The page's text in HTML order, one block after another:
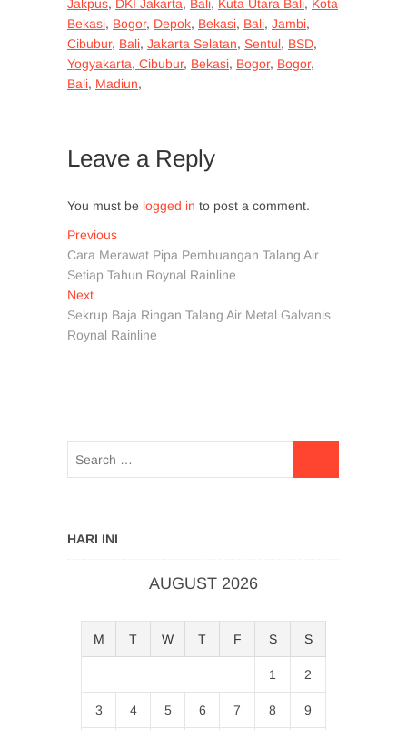
Jakpus, DKI Jakarta, Bali, Kuta Utara Bali, Kota
Bekasi, Bogor, Depok, Bekasi, Bali, Jambi,
Cibubur, Bali, Jakarta Selatan, Sentul, BSD,
Yogyakarta, Cibubur, Bekasi, Bogor, Bogor,
Bali, Madiun,
Leave a Reply
You must be logged in to post a comment.
Post
navigation
PreviousPrevious
post:
Cara Merawat Pipa Pembuangan Talang Air
Setiap Tahun Roynal Rainline
NextNext
post:
Sekrup Baja Ringan Talang Air Metal Galvanis
Roynal Rainline
HARI INI
AUGUST 2026
M T W T F S S
1 2
3 4 5 6 7 8 9